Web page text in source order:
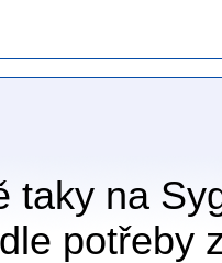
taky na
potřeby